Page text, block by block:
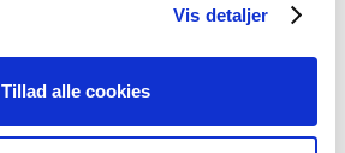
Vis detaljer
Tillad alle cookies
Et lille fald i ansøgere til
teologistudiet
29 juli, 2026